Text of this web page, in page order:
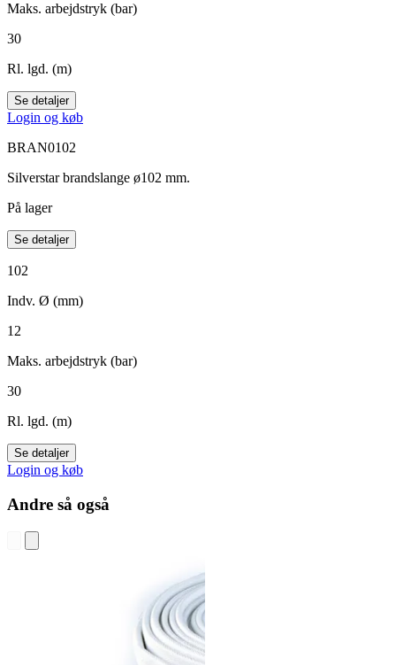
Maks. arbejdstryk (bar)
30
Rl. lgd. (m)
Se detaljer
Login og køb
BRAN0102
Silverstar brandslange ø102 mm.
På lager
Se detaljer
102
Indv. Ø (mm)
12
Maks. arbejdstryk (bar)
30
Rl. lgd. (m)
Se detaljer
Login og køb
Andre så også